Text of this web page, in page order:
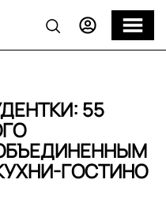
55
ГОСТИНО